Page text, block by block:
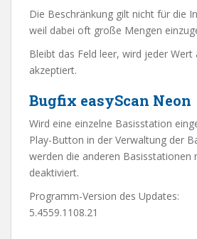
Die Beschränkung gilt nicht für die
weil dabei oft große Mengen
Bleibt das Feld leer, wird jeder Wert
akzeptiert.
Bugfix easyScan Neon
Wird eine einzelne Basisstation
Play-Button in der Verwaltung der
werden die anderen Basisstationen
deaktiviert.
Programm-Version des Updates:
5.4559.1108.21